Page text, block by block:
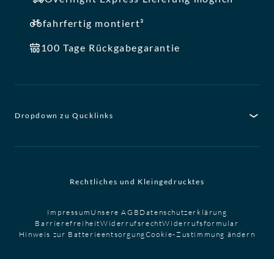
fahrfertig montiert³
100 Tage Rückgabegarantie
Dropdown zu Qucklinks
Rechtliches und Kleingedrucktes
Impressum Unsere AGB Datenschutzerklärung
BarrierefreiheitWiderrufsrechtWiderrufsformular
Hinweis zur BatterieentsorgungCookie-Zustimmung ändern